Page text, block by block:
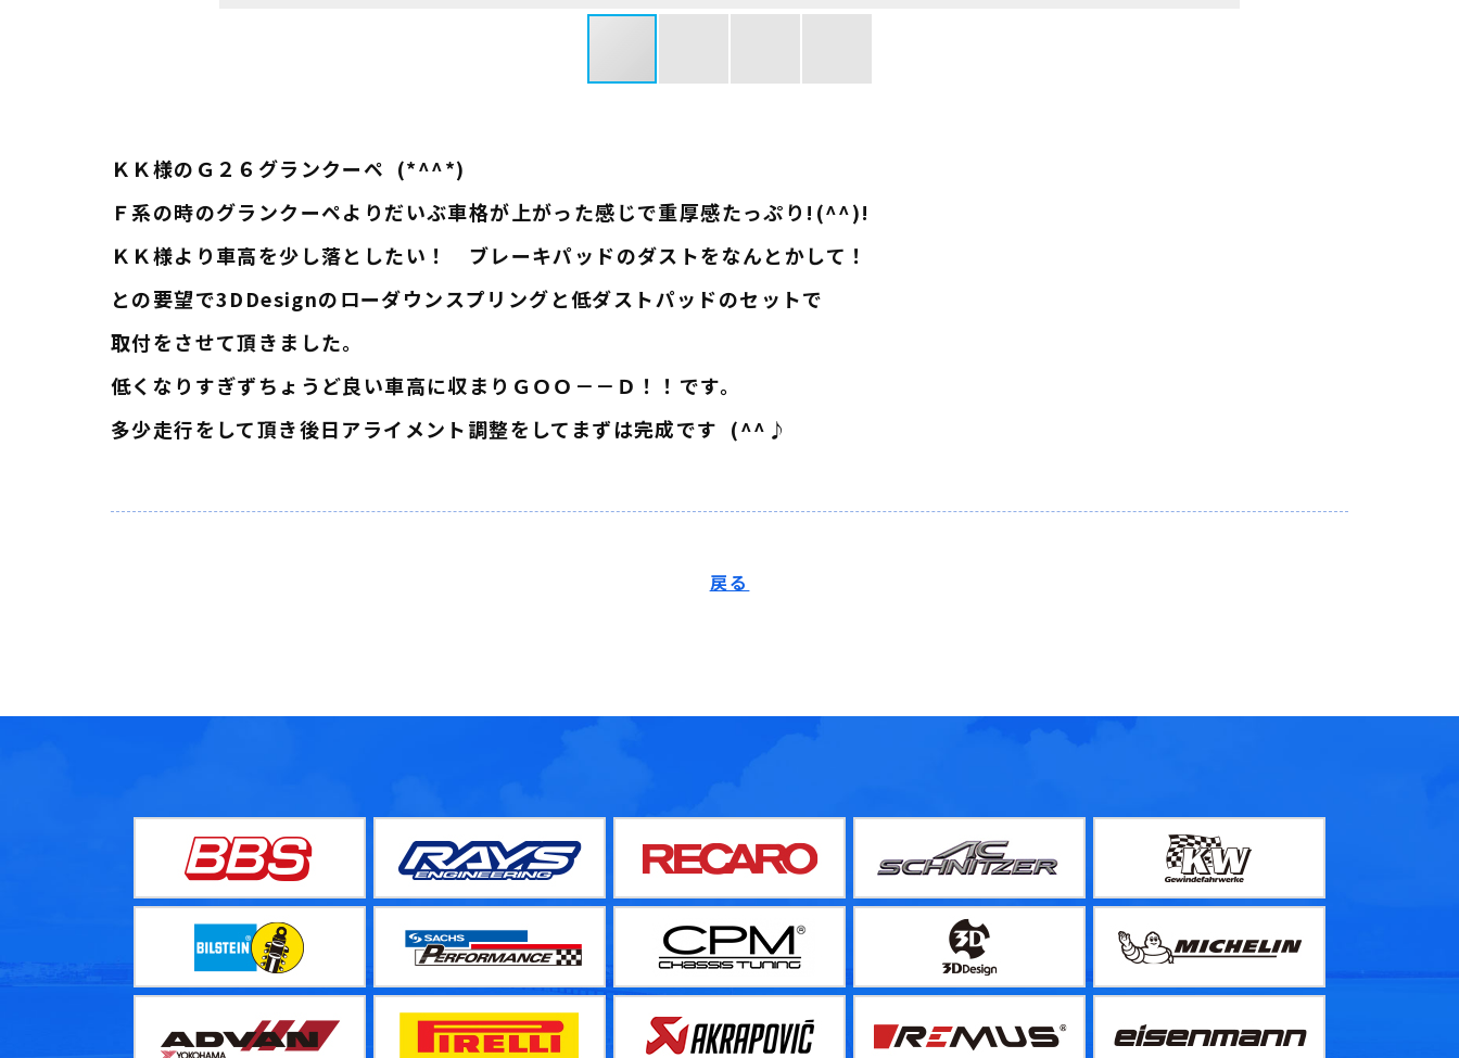
ＫＫ様のＧ２６グランクーペ (*^^*)
Ｆ系の時のグランクーペよりだいぶ車格が上がった感じで重厚感たっぷり!(^^)!
ＫＫ様より車高を少し落としたい！ ブレーキパッドのダストをなんとかして！
との要望で3DDesignのローダウンスプリングと低ダストパッドのセットで
取付をさせて頂きました。
低くなりすぎずちょうど良い車高に収まりＧＯＯ－－Ｄ！！です。
多少走行をして頂き後日アライメント調整をしてまずは完成です (^^♪
戻る